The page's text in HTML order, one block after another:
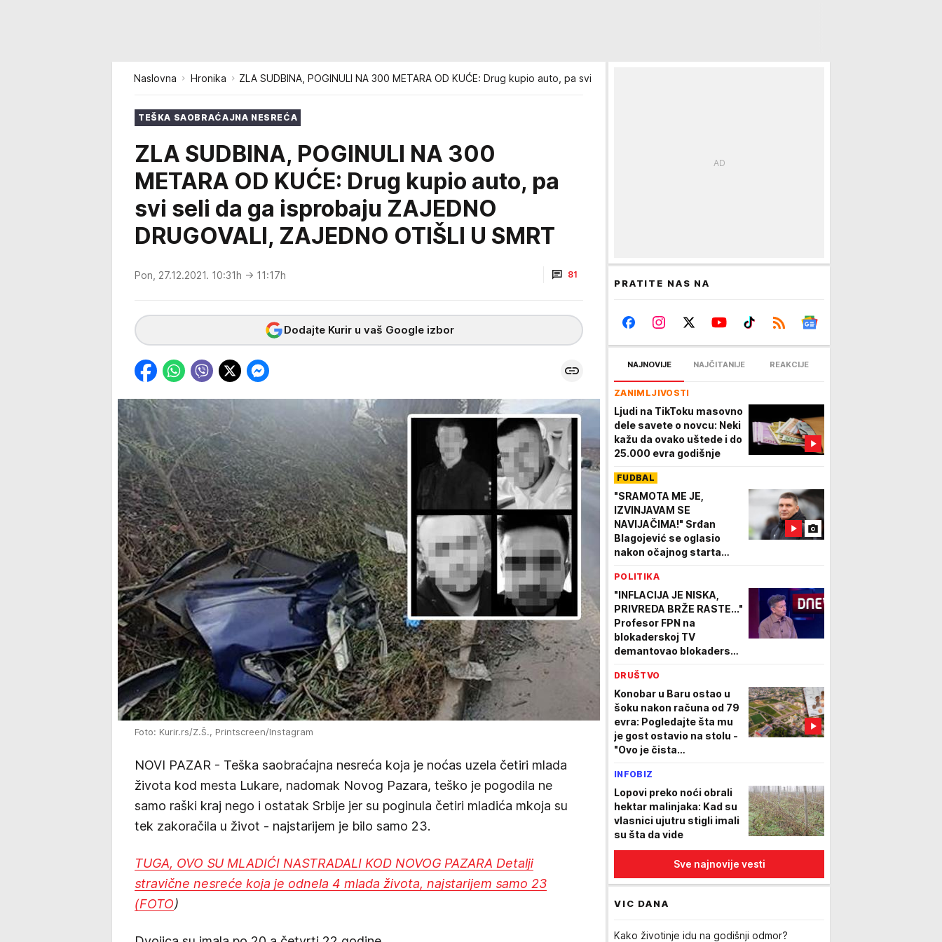
Naslovna Hronika ZLA SUDBINA, POGINULI NA 300 METARA OD KUĆE: Drug kupio auto, pa svi seli da ga isprobaju ZAJEDNO DRUGOVALI, ZAJEDNO OTIŠLI U SMRT
TEŠKA SAOBRAĆAJNA NESREĆA
ZLA SUDBINA, POGINULI NA 300
METARA OD KUĆE: Drug kupio auto, pa
svi seli da ga isprobaju ZAJEDNO
DRUGOVALI, ZAJEDNO OTIŠLI U SMRT
Pon, 27.12.2021. 10:31h → 11:17h 81
Dodajte Kurir u vaš Google izbor
Foto: Kurir.rs/Z.Š., Printscreen/Instagram
NOVI PAZAR - Teška saobraćajna nesreća koja je noćas uzela četiri mlada
života kod mesta Lukare, nadomak Novog Pazara, teško je pogodila ne
samo raški kraj nego i ostatak Srbije jer su poginula četiri mladića mkoja su
tek zakoračila u život - najstarijem je bilo samo 23.
TUGA, OVO SU MLADIĆI NASTRADALI KOD NOVOG PAZARA Detalji
stravične nesreće koja je odnela 4 mlada života, najstarijem samo 23
(FOTO)
PRATITE NAS NA
NAJNOVIJE NAJČITANIJE REAKCIJE
ZANIMLJIVOSTI
Ljudi na TikToku masovno
dele savete o novcu: Neki
kažu da ovako uštede i do
25.000 evra godišnje
FUDBAL
"SRAMOTA ME JE,
IZVINJAVAM SE
NAVIJAČIMA!" Srđan
Blagojević se oglasio
nakon očajnog starta
POLITIKA
"INFLACIJA JE NISKA,
PRIVREDA BRŽE RASTE..."
Profesor FPN na
blokaderskoj TV
demantovao blokaderske
DRUŠTVO
Konobar u Baru ostao u
šoku nakon računa od 79
evra: Pogledajte šta mu
je gost ostavio na stolu -
"Ovo je čista
INFOBIZ
Lopovi preko noći obrali
hektar malinjaka: Kad su
vlasnici ujutru stigli imali
su šta da vide
Sve najnovije vesti
VIC DANA
Kako životinje idu na godišnji odmor?